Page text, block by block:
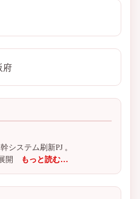
府
システム刷新PJ 。
開
もっと読む…